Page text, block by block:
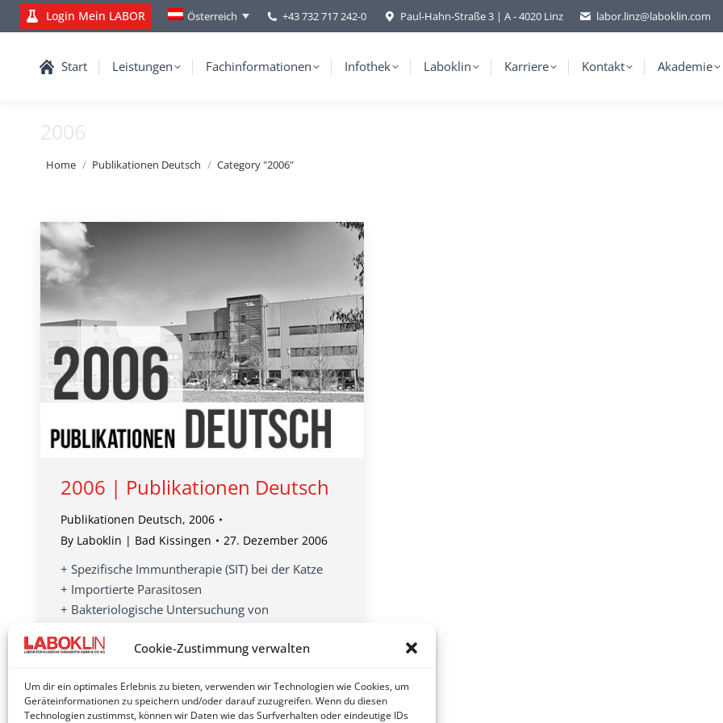
Cookie-Zustimmung verwalten
Um dir ein optimales Erlebnis zu bieten, verwenden wir Technologien wie Cookies, um
Geräteinformationen zu speichern und/oder darauf zuzugreifen. Wenn du diesen
Technologien zustimmst, können wir Daten wie das Surfverhalten oder eindeutige IDs
Login Mein LABOR Österreich +43 732 717 242-0 Paul-Hahn-Straße 3 | A - 4020 Linz labor.linz@laboklin.com
Start Leistungen Fachinformationen Infothek Laboklin Karriere Kontakt Akademie
2006
You are here:
Home Publikationen Deutsch Category "2006"
2006 | Publikationen Deutsch
Publikationen Deutsch, 2006
By Laboklin | Bad Kissingen 27. Dezember 2006
+ Spezifische Immuntherapie (SIT) bei der Katze
+ Importierte Parasitosen
+ Bakteriologische Untersuchung von
+ Präventivmedizin: Hygiene in der Veterinärpraxis
+ Serum-Protein-Elektrophorese
…